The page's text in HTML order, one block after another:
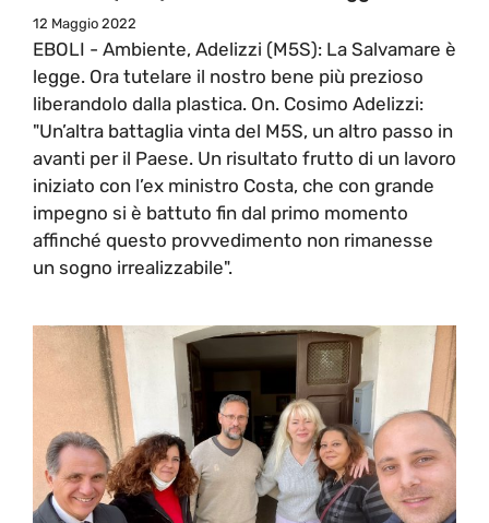
12 Maggio 2022
EBOLI - Ambiente, Adelizzi (M5S): La Salvamare è
legge. Ora tutelare il nostro bene più prezioso
liberandolo dalla plastica. On. Cosimo Adelizzi:
"Un’altra battaglia vinta del M5S, un altro passo in
avanti per il Paese. Un risultato frutto di un lavoro
iniziato con l’ex ministro Costa, che con grande
impegno si è battuto fin dal primo momento
affinché questo provvedimento non rimanesse
un sogno irrealizzabile".